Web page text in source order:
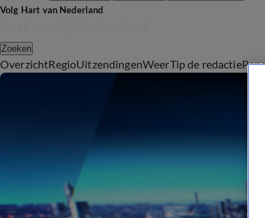
Volg Hart van Nederland
Zoeken
OverzichtRegioUitzendingenWeerTip de redactie